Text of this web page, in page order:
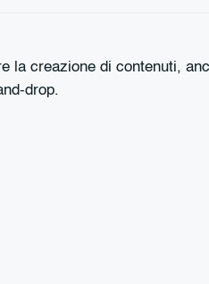
la creazione di contenuti,
drop.